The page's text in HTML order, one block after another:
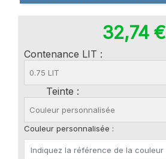
32,74 €
Contenance LIT :
Teinte :
Couleur personnalisée :